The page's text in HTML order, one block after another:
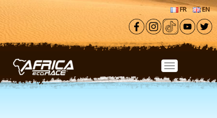
Aller au contenu principal
FR EN